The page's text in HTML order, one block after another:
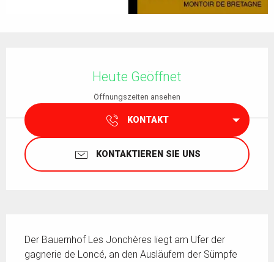
Heute Geöffnet
Öffnungszeiten ansehen
KONTAKT
KONTAKTIEREN SIE UNS
Der Bauernhof Les Jonchères liegt am Ufer der
gagnerie de Loncé, an den Ausläufern der Sümpfe